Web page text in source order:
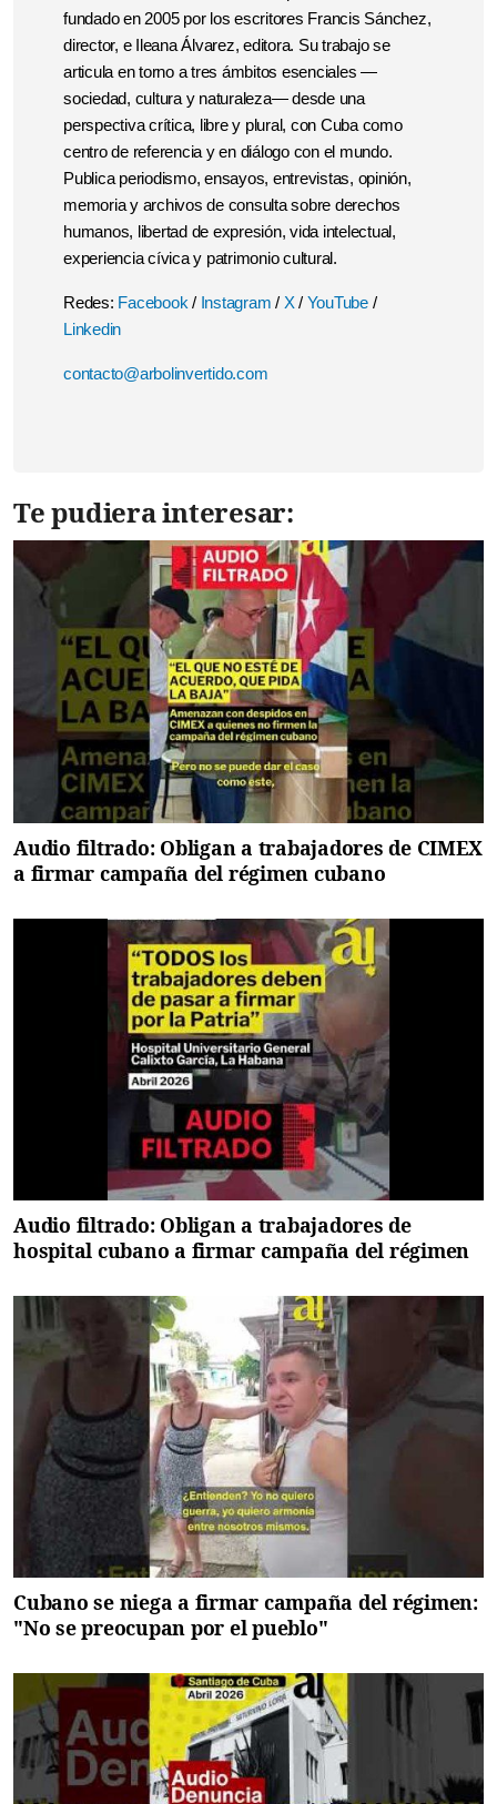
fundado en 2005 por los escritores Francis Sánchez,
director, e Ileana Álvarez, editora. Su trabajo se
articula en torno a tres ámbitos esenciales —
sociedad, cultura y naturaleza— desde una
perspectiva crítica, libre y plural, con Cuba como
centro de referencia y en diálogo con el mundo.
Publica periodismo, ensayos, entrevistas, opinión,
memoria y archivos de consulta sobre derechos
humanos, libertad de expresión, vida intelectual,
experiencia cívica y patrimonio cultural.
Redes: Facebook / Instagram / X/ YouTube /
Linkedin
contacto@arbolinvertido.com
Te pudiera interesar:
Audio filtrado: Obligan a trabajadores de CIMEX
a firmar campaña del régimen cubano
Audio filtrado: Obligan a trabajadores de
hospital cubano a firmar campaña del régimen
Cubano se niega a firmar campaña del régimen:
"No se preocupan por el pueblo"